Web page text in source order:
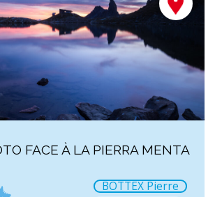
FACE À LA PIERRA MENTA
BOTTEX Pierre